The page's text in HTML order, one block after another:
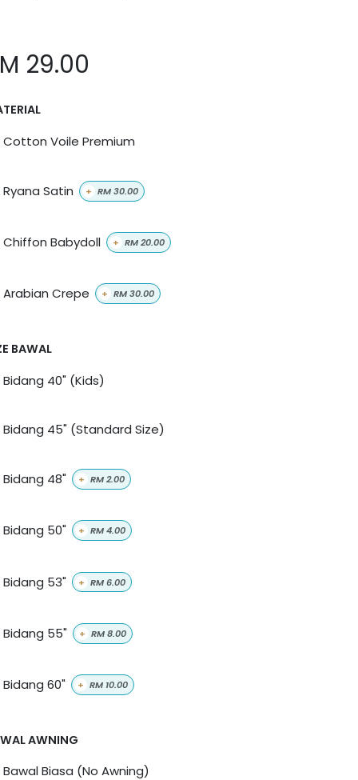
29.00
Cotton Voile Premium
Ryana Satin + RM30.00
Chiffon Babydoll + RM20.00
Arabian Crepe + RM30.00
BAWAL
Bidang 40" (Kids)
Bidang 45" (Standard Size)
Bidang 48" + RM2.00
Bidang 50" + RM4.00
Bidang 53" + RM6.00
Bidang 55" + RM8.00
Bidang 60" + RM 10.00
AWNING
Bawal Biasa (No Awning)